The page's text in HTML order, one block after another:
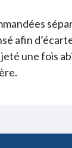
afin
une fois